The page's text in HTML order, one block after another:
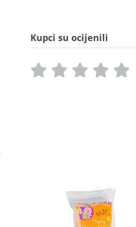
Kupci su ocijenili